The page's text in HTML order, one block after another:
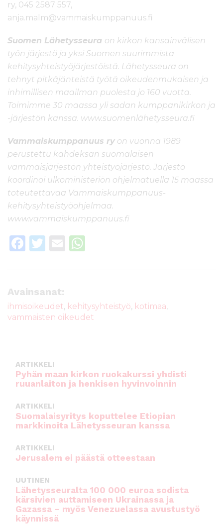
ry, 045 2587 557,
anja.malm@vammaiskumppanuus.fi
Suomen Lähetysseura on kirkon kansainvälisen
työn järjestö ja yksi Suomen suurimmista
kehitysyhteistyöjärjestöistä. Lähetysseura on
tehnyt pitkäjänteistä työtä oikeudenmukaisen ja
inhimillisen maailman puolesta jo 160 vuotta.
Toimimme 30 maassa yli sadan kumppanikirkon ja
-järjestön kanssa. www.suomenlähetysseura.fi
Vammaiskumppanuus ry on vuonna 1989
perustettu kahdeksan suomalaisen
vammaisjärjestön yhteistyöjärjestö. Järjestö
koordinoi ulkoministeriön ohjelmatuella 15 maassa
toteutettavaa Vammaiskumppanuus-
kehitysyhteistyöohjelmaa.
www.vammaiskumppanuus.fi
F
e
b
o
T
te
r
E
A
p
Avainsanat:
ihmisoikeudet, kehitysyhteistyö, kotimaa,
vammaisten oikeudet
ARTIKKELI
Pyhän maan kirkon ruokakurssi yhdisti
ruuanlaiton ja henkisen hyvinvoinnin
ARTIKKELI
Suomalaisyritys koputtelee Etiopian
markkinoita Lähetysseuran kanssa
ARTIKKELI
Jerusalem ei päästä otteestaan
UUTINEN
Lähetysseuralta 100 000 euroa sodista
kärsivien auttamiseen Ukrainassa ja
Gazassa – myös Venezuelassa avustustyö
käynnissä